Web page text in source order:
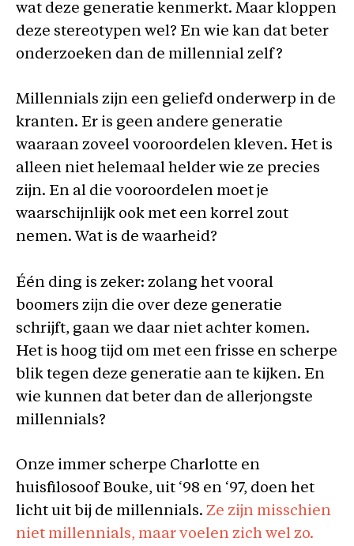
wat deze generatie kenmerkt. Maar kloppen
deze stereotypen wel? En wie kan dat beter
onderzoeken dan de millennial zelf?
Millennials zijn een geliefd onderwerp in de
kranten. Er is geen andere generatie
waaraan zoveel vooroordelen kleven. Het is
alleen niet helemaal helder wie ze precies
zijn. En al die vooroordelen moet je
waarschijnlijk ook met een korrel zout
nemen. Wat is de waarheid?
Één ding is zeker: zolang het vooral
boomers zijn die over deze generatie
schrijft, gaan we daar niet achter komen.
Het is hoog tijd om met een frisse en scherpe
blik tegen deze generatie aan te kijken. En
wie kunnen dat beter dan de allerjongste
millennials?
Onze immer scherpe Charlotte en
huisfilosoof Bouke, uit ‘98 en ‘97, doen het
licht uit bij de millennials. Ze zijn misschien
niet millennials, maar voelen zich wel zo.